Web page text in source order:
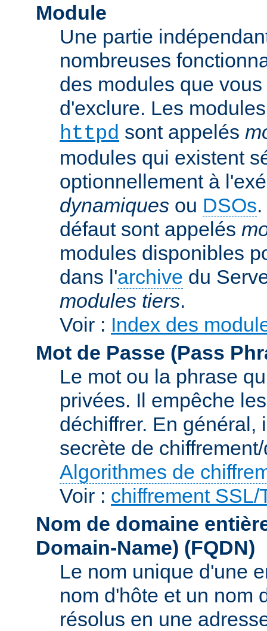
Module
Une partie
nombreuses
des modules que
d'exclure. Les
httpd sont appelés
modules qui existent
optionnellement à
dynamiques ou DSOs
défaut sont appelés
modules disponibles
dans l'archive du
modules tiers.
Voir : Index des
Mot de Passe (Pass
Le mot ou la phrase
privées. Il empêche
déchiffrer. En général,
secrète de
Algorithmes de
Voir : chiffrement SSL/
Nom de domaine
Domain-Name) (FQDN)
Le nom unique d'une
nom d'hôte et un nom
résolus en une